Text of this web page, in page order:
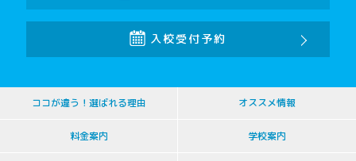
入校受付予約
ココが違う！選ばれる理由 オススメ情報
料金案内 学校案内